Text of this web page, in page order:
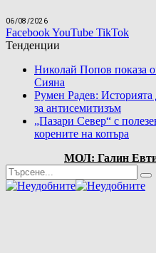
06/08/2026
FacebookYouTube TikTok
Тенденции
Николай Попов показа
Сияна
Румен Радев: Историята
за антисемитизъм
„Пазари Север“ с
корените на копъра
МОЛ: Галин